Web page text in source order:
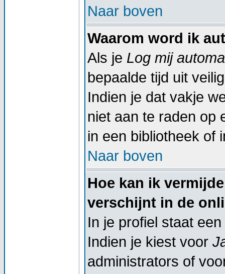
Naar boven
Waarom word ik
Als je Log mij
bepaalde tijd uit
Indien je dat vakje
niet aan te raden op
in een bibliotheek of
Naar boven
Hoe kan ik
verschijnt in de
In je profiel staat
Indien je kiest voor
administrators of